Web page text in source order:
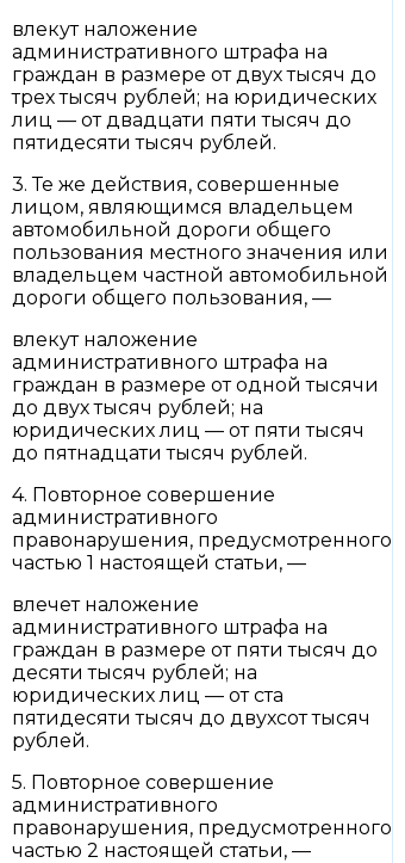
влекут наложение
административного штрафа на
граждан в размере от двух тысяч до
трех тысяч рублей; на юридических
лиц — от двадцати пяти тысяч до
пятидесяти тысяч рублей.
3. Те же действия, совершенные
лицом, являющимся владельцем
автомобильной дороги общего
пользования местного значения или
владельцем частной автомобильной
дороги общего пользования, —
влекут наложение
административного штрафа на
граждан в размере от одной тысячи
до двух тысяч рублей; на
юридических лиц — от пяти тысяч
до пятнадцати тысяч рублей.
4. Повторное совершение
административного
правонарушения, предусмотренного
частью 1 настоящей статьи, —
влечет наложение
административного штрафа на
граждан в размере от пяти тысяч до
десяти тысяч рублей; на
юридических лиц — от ста
пятидесяти тысяч до двухсот тысяч
рублей.
5. Повторное совершение
административного
правонарушения, предусмотренного
частью 2 настоящей статьи, —